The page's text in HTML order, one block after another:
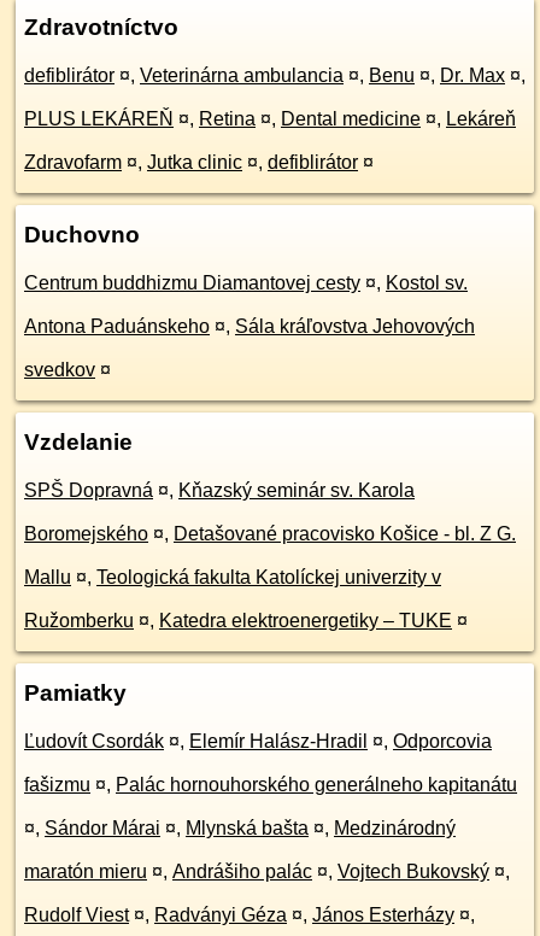
Zdravotníctvo
defiblirátor ¤, Veterinárna ambulancia ¤, Benu ¤, Dr. Max ¤,
PLUS LEKÁREŇ ¤, Retina ¤, Dental medicine ¤, Lekáreň
Zdravofarm ¤, Jutka clinic ¤, defiblirátor ¤
Duchovno
Centrum buddhizmu Diamantovej cesty ¤, Kostol sv.
Antona Paduánskeho ¤, Sála kráľovstva Jehovových
svedkov ¤
Vzdelanie
SPŠ Dopravná ¤, Kňazský seminár sv. Karola
Boromejského ¤, Detašované pracovisko Košice - bl. Z G.
Mallu ¤, Teologická fakulta Katolíckej univerzity v
Ružomberku ¤, Katedra elektroenergetiky – TUKE ¤
Pamiatky
Ľudovít Csordák ¤, Elemír Halász-Hradil ¤, Odporcovia
fašizmu ¤, Palác hornouhorského generálneho kapitanátu
¤, Sándor Márai ¤, Mlynská bašta ¤, Medzinárodný
maratón mieru ¤, Andrášiho palác ¤, Vojtech Bukovský ¤,
Rudolf Viest ¤, Radványi Géza ¤, János Esterházy ¤,